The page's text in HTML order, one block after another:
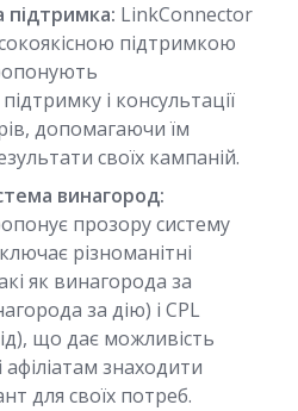
підтримка: LinkConnector
підтримкою
і консультації
допомагаючи їм
своїх кампаній.
винагород:
прозору систему
різноманітні
як винагорода за
за дію) і CPL
що дає можливість
знаходити
для своїх потреб.